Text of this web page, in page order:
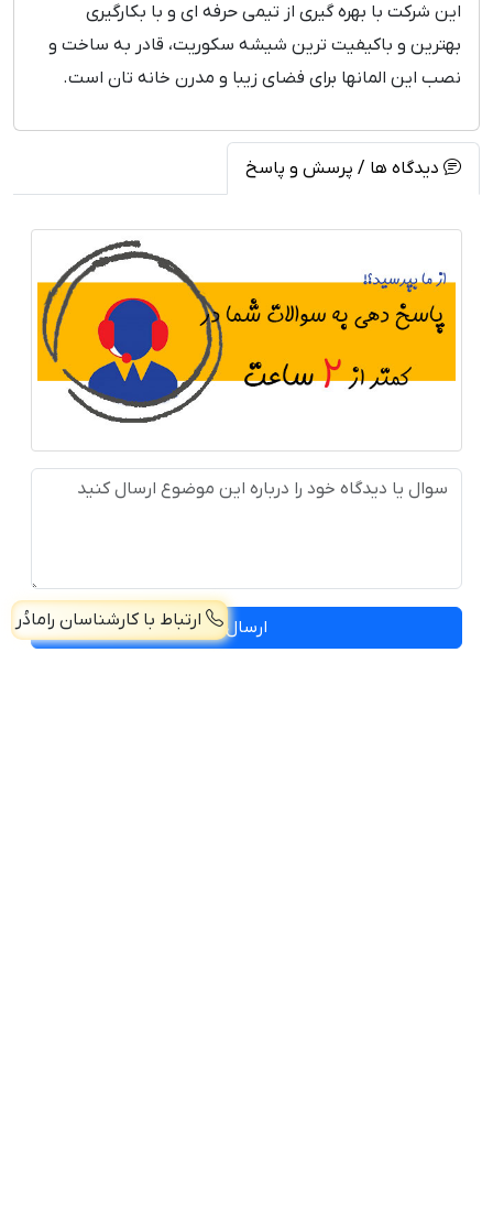
این شرکت با بهره گیری از تیمی حرفه ای و با بکارگیری
بهترین و باکیفیت ترین شیشه سکوریت، قادر به ساخت و
نصب این المانها برای فضای زیبا و مدرن خانه تان است.
دیدگاه ها / پرسش و پاسخ
ارسال ارتباط با کارشناسان رامادُر